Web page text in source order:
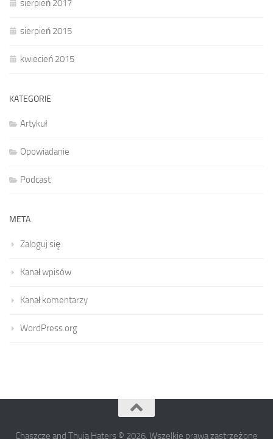
sierpień 2017
sierpień 2015
kwiecień 2015
KATEGORIE
Artykuł
Opowiadanie
Podcast
META
Zaloguj się
Kanał wpisów
Kanał komentarzy
WordPress.org
Chaszcze and Thuja Haters © 2026. Wszelkie prawa zastrzeżone